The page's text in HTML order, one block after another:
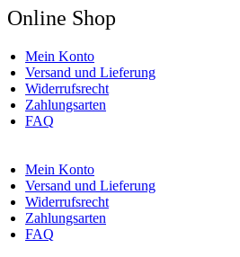
Online Shop
Mein Konto
Versand und Lieferung
Widerrufsrecht
Zahlungsarten
FAQ
Mein Konto
Versand und Lieferung
Widerrufsrecht
Zahlungsarten
FAQ